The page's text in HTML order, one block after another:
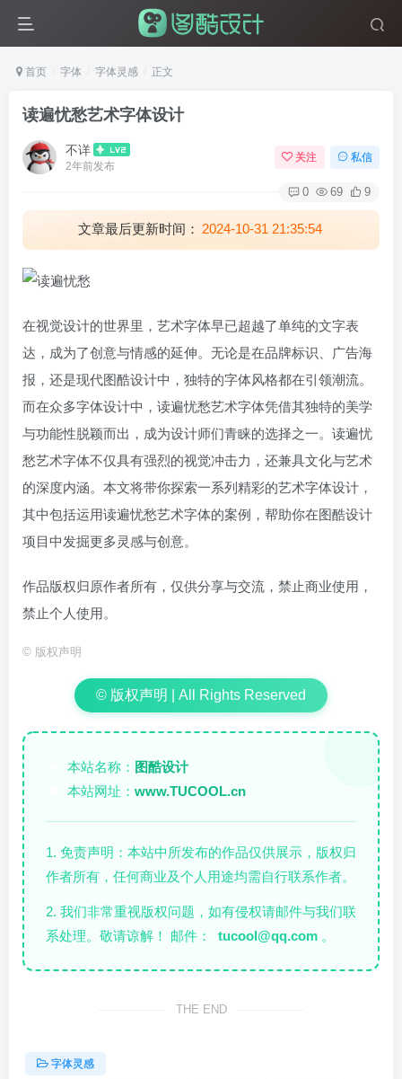
首页 字体 字体灵感 正文
读遍忧愁艺术字体设计
不详
2年前发布
关注 私信
0 69 9
文章最后更新时间： 2024-10-31 21:35:54
在视觉设计的世界里，艺术字体早已超越了单纯的文字表
达，成为了创意与情感的延伸。无论是在品牌标识、广告海
报，还是现代图酷设计中，独特的字体风格都在引领潮流。
而在众多字体设计中，读遍忧愁艺术字体凭借其独特的美学
与功能性脱颖而出，成为设计师们青睐的选择之一。读遍忧
愁艺术字体不仅具有强烈的视觉冲击力，还兼具文化与艺术
的深度内涵。本文将带你探索一系列精彩的艺术字体设计，
其中包括运用读遍忧愁艺术字体的案例，帮助你在图酷设计
项目中发掘更多灵感与创意。
作品版权归原作者所有，仅供分享与交流，禁止商业使用，
禁止个人使用。
© 版权声明
© 版权声明 | All Rights Reserved
本站名称： 图酷设计
本站网址： www.TUCOOL.cn
1. 免责声明：本站中所发布的作品仅供展示，版权归
作者所有，任何商业及个人用途均需自行联系作者。
2. 我们非常重视版权问题，如有侵权请邮件与我们联
系处理。敬请谅解！ 邮件：
tucool@qq.com 。
THE END
字体灵感